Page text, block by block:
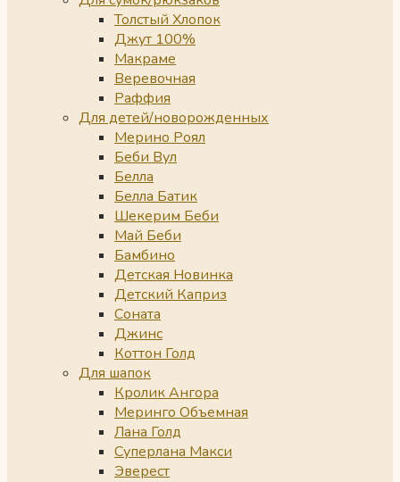
Толстый Хлопок
Джут 100%
Макраме
Веревочная
Раффия
Для детей/новорожденных
Мерино Роял
Беби Вул
Белла
Белла Батик
Шекерим Беби
Май Беби
Бамбино
Детская Новинка
Детский Каприз
Соната
Джинс
Коттон Голд
Для шапок
Кролик Ангора
Меринго Объемная
Лана Голд
Суперлана Макси
Эверест